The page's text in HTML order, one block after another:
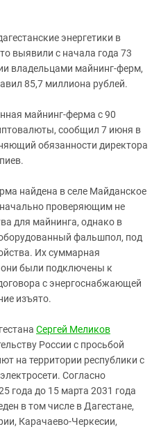
энергетики в
выявили с начала года 73
владельцами майнинг-ферм,
85,7 миллиона рублей.
майнинг-ферма с 90
сообщил 7 июня в
обязанности директора
найдена в селе Майданское
проверяющим не
для майнинга, однако в
фальшпол, под
Их суммарная
были подключены к
с энергоснабжающей
изъято.
Сергей Меликов
России с просьбой
на территории республики с
Согласно
года до 15 марта 2031 года
в том числе в Дагестане,
Карачаево-Черкесии,